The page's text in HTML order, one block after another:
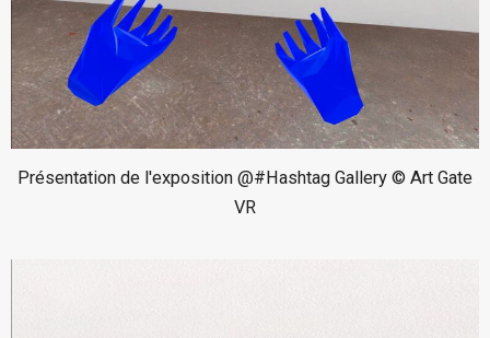
Présentation de l'exposition @#Hashtag Gallery © Art Gate
VR